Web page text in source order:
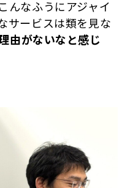
んなふうにアジャイ
サービスは類を見な
由がないなと感じ